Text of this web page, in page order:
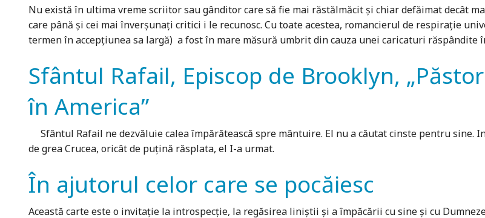
Nu există în ultima vreme scriitor sau gânditor care să fie mai răstălmăcit și chiar defăimat decât
care până și cei mai înverșunați critici i le recunosc. Cu toate acestea, romancierul de respirație
termen în accepțiunea sa largă) a fost în mare măsură umbrit din cauza unei caricaturi răspândite
Sfântul Rafail, Episcop de Brooklyn,
în America”
Sfântul Rafail ne dezvăluie calea împărătească spre mântuire. El nu a căutat cinste pentru
de grea Crucea, oricât de puţină răsplata, el I-a urmat.
În ajutorul celor care se pocăiesc
Această carte este o invitație la introspecție, la regăsirea liniștii și a împăcării cu sine și cu